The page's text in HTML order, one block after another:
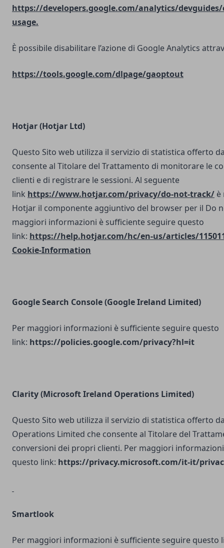
https://developers.google.com/analytics/
usage.
È possibile disabilitare l’azione di Google Analytics
https://tools.google.com/dlpage/gaoptout
Hotjar (Hotjar Ltd)
Questo Sito web utilizza il servizio di statistica offerto
consente al Titolare del Trattamento di monitorare le
clienti e di registrare le sessioni. Al seguente
link https://www.hotjar.com/privacy/do-not-track/ è
Hotjar il componente aggiuntivo del browser per il Do
maggiori informazioni è sufficiente seguire questo
link: https://help.hotjar.com/hc/en-us/articles/
Cookie-Information
Google Search Console(Google Ireland Limited)
Per maggiori informazioni è sufficiente seguire questo
link: https://policies.google.com/privacy?hl=it
Clarity (Microsoft Ireland Operations Limited)
Questo Sito web utilizza il servizio di statistica offerto
Operations Limited che consente al Titolare del
conversioni dei propri clienti. Per maggiori
questo link: https://privacy.microsoft.com/it-it/
Smartlook
Per maggiori informazioni è sufficiente seguire questo